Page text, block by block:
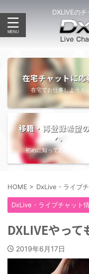
DXLIVEの
在宅チャットに応
在宅でお仕事しよう！
移籍・再登録希望
へ
初めに知っておきたい情報
HOME > DxLive・ライブ
DxLive・ライブチャット
DXLIVEやって
2019年6月17日